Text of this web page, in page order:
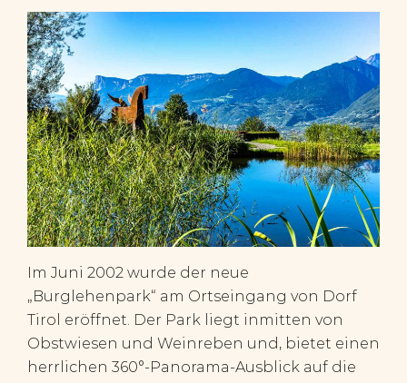
Im Juni 2002 wurde der neue
„Burglehenpark“ am Ortseingang von Dorf
Tirol eröffnet. Der Park liegt inmitten von
Obstwiesen und Weinreben und, bietet einen
herrlichen 360°-Panorama-Ausblick auf die